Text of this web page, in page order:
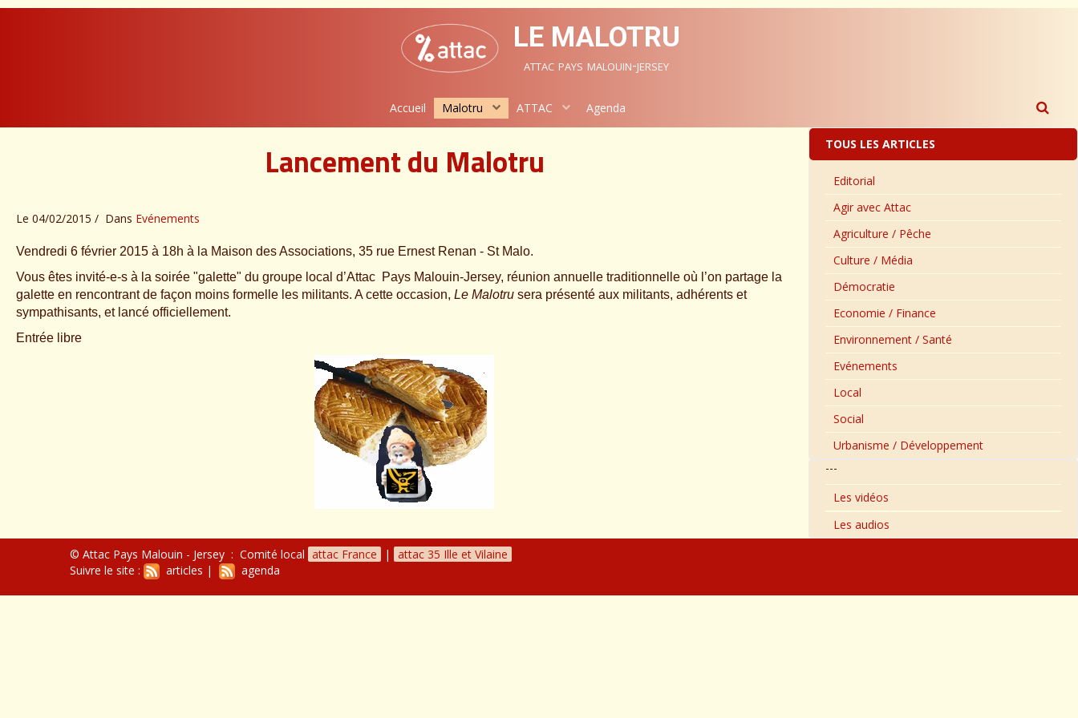
LE MALOTRU
attac pays malouin-jersey
Accueil Malotru ATTAC Agenda
Lancement du Malotru
Le 04/02/2015 Dans Evénements
Vendredi 6 février 2015 à 18h à la Maison des Associations, 35 rue Ernest Renan - St Malo.
Vous êtes invité-e-s à la soirée "galette" du groupe local d’Attac Pays Malouin-Jersey, réunion annuelle traditionnelle où l’on partage la
galette en rencontrant de façon moins formelle les militants. A cette occasion, Le Malotru sera présenté aux militants, adhérents et
sympathisants, et lancé officiellement.
Entrée libre
TOUS LES ARTICLES
Editorial
Agir avec Attac
Agriculture / Pêche
Culture / Média
Démocratie
Economie / Finance
Environnement / Santé
Evénements
Local
Social
Urbanisme / Développement
---
Les vidéos
Les audios
© Attac Pays Malouin - Jersey : Comité local attac France |
attac 35 Ille et Vilaine
Suivre le site :
articles | agenda